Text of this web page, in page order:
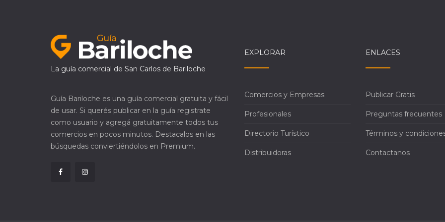
La guía comercial de San Carlos de Bariloche
Guía Bariloche es una guía comercial gratuita y fácil
de usar. Si querés publicar en la guía registrate
como usuario y agregá gratuitamente todos tus
comercios en pocos minutos. Destacalos en las
búsquedas conviertiéndolos en Premium.
EXPLORAR
Comercios y Empresas
Profesionales
Directorio Turístico
Distribuidoras
ENLACES
Publicar Gratis
Preguntas frecuentes
Términos y
Contactanos